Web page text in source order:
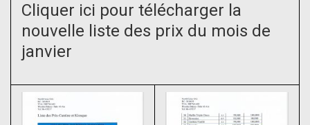
Cliquer ici pour télécharger l a
nouvelle liste des prix du mois de
janvier